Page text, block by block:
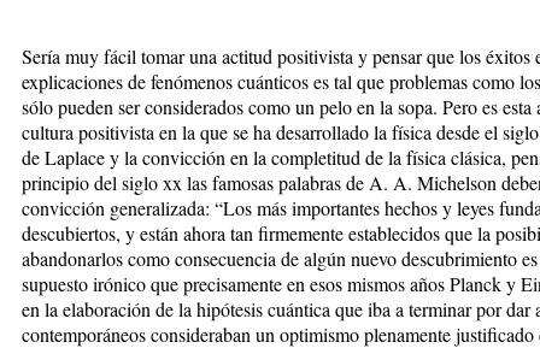
Sería muy fácil tomar una actitud positivista y pensar que los éxitos
explicaciones de fenómenos cuánticos es tal que problemas como
sólo pueden ser considerados como un pelo en la sopa. Pero es
cultura positivista en la que se ha desarrollado la física desde el
de Laplace y la convicción en la completitud de la física clásica,
principio del siglo xx las famosas palabras de A. A. Michelson
convicción generalizada: “Los más importantes hechos y leyes
descubiertos, y están ahora tan firmemente establecidos que la
abandonarlos como consecuencia de algún nuevo descubrimiento
supuesto irónico que precisamente en esos mismos años Planck y
en la elaboración de la hipótesis cuántica que iba a terminar por
contemporáneos consideraban un optimismo plenamente